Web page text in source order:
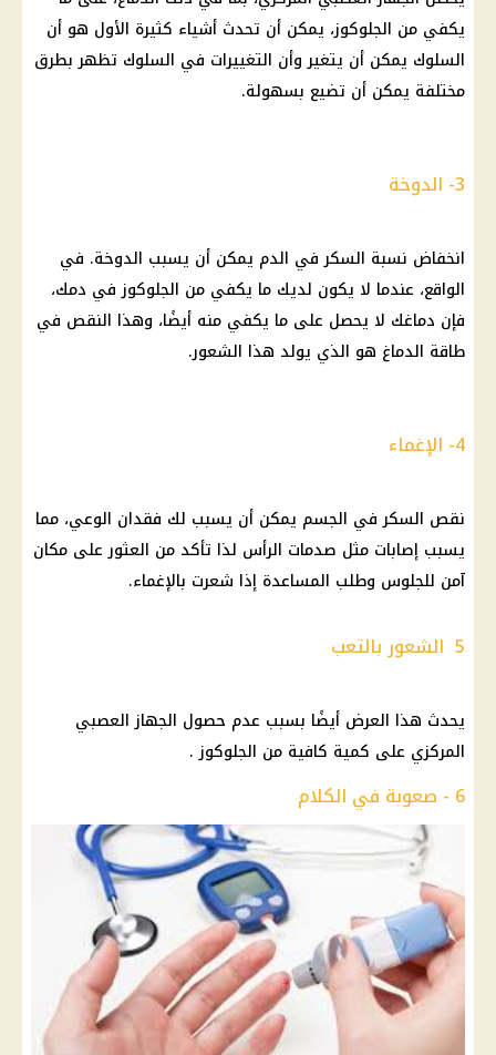
يكفي من الجلوكوز، يمكن أن تحدث أشياء كثيرة الأول هو أن
السلوك يمكن أن يتغير وأن التغييرات في السلوك تظهر بطرق
مختلفة يمكن أن تضيع بسهولة.
3- الدوخة
انخفاض نسبة السكر في الدم يمكن أن يسبب الدوخة. في
الواقع، عندما لا يكون لديك ما يكفي من الجلوكوز في دمك،
فإن دماغك لا يحصل على ما يكفي منه أيضًا، وهذا النقص في
طاقة الدماغ هو الذي يولد هذا الشعور.
4- الإغماء
نقص السكر في الجسم يمكن أن يسبب لك فقدان الوعي، مما
يسبب إصابات مثل صدمات الرأس لذا تأكد من العثور على مكان
آمن للجلوس وطلب المساعدة إذا شعرت بالإغماء.
5 الشعور بالتعب
يحدث هذا العرض أيضًا بسبب عدم حصول الجهاز العصبي
المركزي على كمية كافية من الجلوكوز .
6 - صعوبة في الكلام